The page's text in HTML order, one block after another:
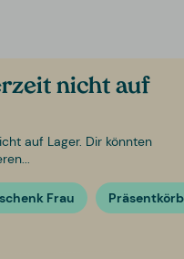
nicht auf
auf Lager. Dir könnten
Frau